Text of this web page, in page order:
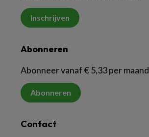
Inschrijven
Abonneren
Abonneer vanaf € 5,33 per maand
Abonneren
Contact